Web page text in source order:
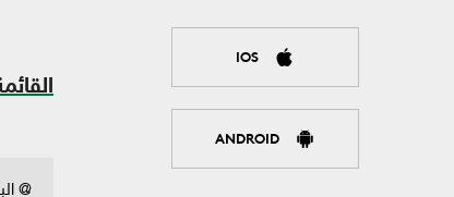
IOS
ANDROID